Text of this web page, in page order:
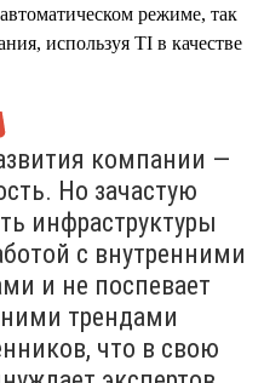
режиме, так
используя TI в качестве
компании —
Но зачастую
инфраструктуры
с внутренними
и не поспевает
трендами
что в свою